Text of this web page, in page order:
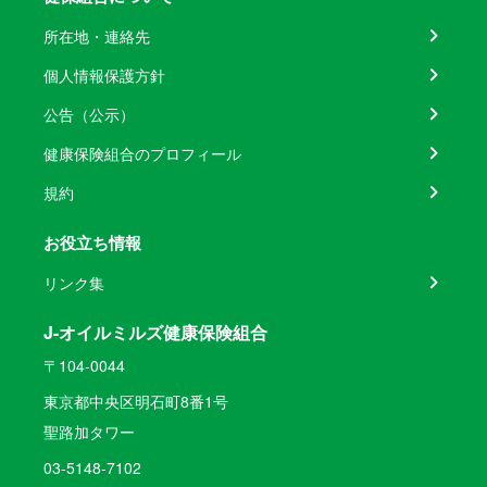
所在地・連絡先
個人情報保護方針
公告（公示）
健康保険組合のプロフィール
規約
お役立ち情報
リンク集
J-オイルミルズ健康保険組合
〒104-0044
東京都中央区明石町8番1号
聖路加タワー
03-5148-7102